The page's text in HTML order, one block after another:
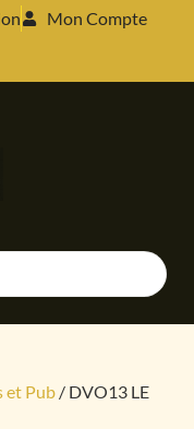
Mon Compte
et Pub / DVO13 LE